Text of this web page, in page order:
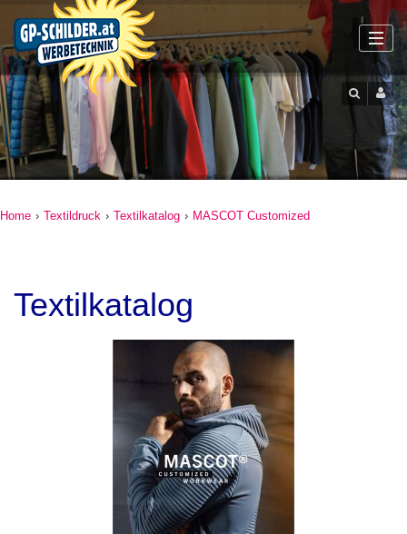
Home › Textildruck › Textilkatalog › MASCOT Customized
Textilkatalog